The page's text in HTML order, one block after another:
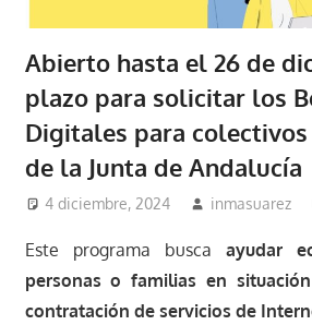
Abierto hasta el 26 de
plazo para solicitar los
Digitales para
de la Junta de Andalucía
4 diciembre, 2024 inmasuarez
Este programa busca ayudar
personas o familias en
contratación de servicios de